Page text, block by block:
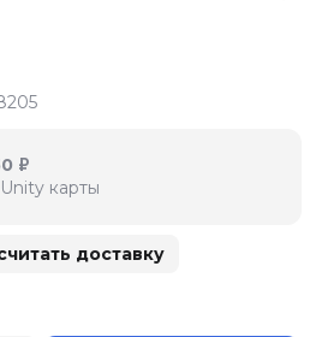
₽
карты
доставку